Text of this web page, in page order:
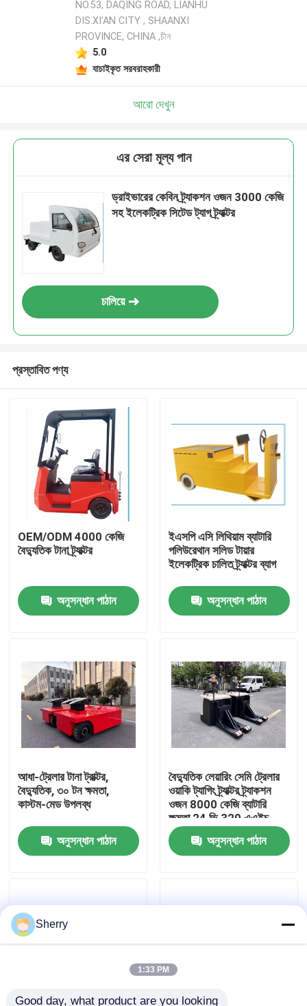
ভিডিও
আমাদের সম্পর্কে
কারখানা ভ্রমণ
মান নিয়ন্ত্রণ
খবর
বৈদ্যুতিক প্যালেট ফর্কলিফ্ট
NO.53, DAQING ROAD, LIANHU
DIS.XI'AN CITY , SHAANXI
PROVINCE, CHINA ,চীন
5.0
যাচাইকৃত সরবরাহকারী
আরো দেখুন
এর সেরা মূল্য পান
ড্রাইভারের কেবিন ট্র্যাকশন ওজন 3000 কেজি
সহ ইলেকট্রিক সিটেড ট্যাগ ট্র্যাক্টর
চালিয়ে
প্রস্তাবিত পণ্য
OEM/ODM 4000 কেজি
বৈদ্যুতিক টানা ট্র্যাক্টর
অনুসন্ধান পাঠান
ইএসপি এসি লিথিয়াম ব্যাটারি
পলিউরেথান সলিড টায়ার
ইলেকট্রিক চালিত ট্র্যাক্টর ব্যাগ
অনুসন্ধান পাঠান
আধা-ট্রেলার টানা ট্রাক্টর,
বৈদ্যুতিক, ৩০ টন ক্ষমতা,
কাস্টম-মেড উপলব্ধ
অনুসন্ধান পাঠান
বৈদ্যুতিক লেয়ারিং সেমি ট্রেলার
ওয়াকি ট্যাগিং ট্র্যাক্টর ট্র্যাকশন
ওজন 8000 কেজি ব্যাটারি
ক্ষমতা 24 ভি 320 এএইচ
অনুসন্ধান পাঠান
Sherry
1:33 PM
Good day, what product are you looking